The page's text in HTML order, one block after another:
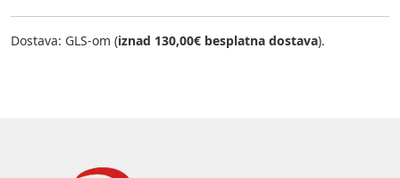
Dostava: GLS-om (iznad 130,00€ besplatna dostava).